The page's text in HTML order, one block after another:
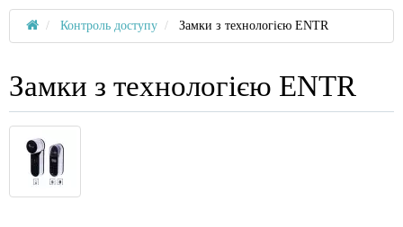
Контроль доступу Замки з технологією ENTR
Замки з технологією ENTR